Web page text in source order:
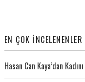
EN ÇOK İNCELENENLER
Hasan Can Kaya’dan